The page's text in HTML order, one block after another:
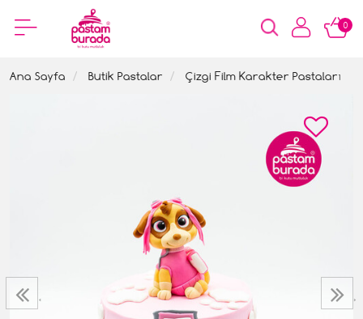
0
Ana Sayfa Butik Pastalar Çizgi Film Karakter Pastaları
‹ ›